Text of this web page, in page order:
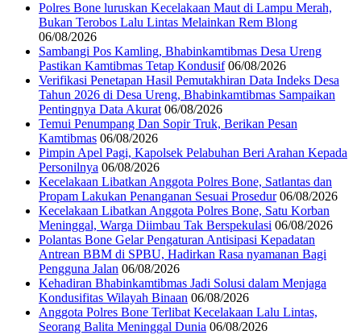
Polres Bone luruskan Kecelakaan Maut di Lampu Merah,
Bukan Terobos Lalu Lintas Melainkan Rem Blong
06/08/2026
Sambangi Pos Kamling, Bhabinkamtibmas Desa Ureng
Pastikan Kamtibmas Tetap Kondusif 06/08/2026
Verifikasi Penetapan Hasil Pemutakhiran Data Indeks Desa
Tahun 2026 di Desa Ureng, Bhabinkamtibmas Sampaikan
Pentingnya Data Akurat 06/08/2026
Temui Penumpang Dan Sopir Truk, Berikan Pesan
Kamtibmas 06/08/2026
Pimpin Apel Pagi, Kapolsek Pelabuhan Beri Arahan Kepada
Personilnya 06/08/2026
Kecelakaan Libatkan Anggota Polres Bone, Satlantas dan
Propam Lakukan Penanganan Sesuai Prosedur 06/08/2026
Kecelakaan Libatkan Anggota Polres Bone, Satu Korban
Meninggal, Warga Diimbau Tak Berspekulasi 06/08/2026
Polantas Bone Gelar Pengaturan Antisipasi Kepadatan
Antrean BBM di SPBU, Hadirkan Rasa nyamanan Bagi
Pengguna Jalan 06/08/2026
Kehadiran Bhabinkamtibmas Jadi Solusi dalam Menjaga
Kondusifitas Wilayah Binaan 06/08/2026
Anggota Polres Bone Terlibat Kecelakaan Lalu Lintas,
Seorang Balita Meninggal Dunia 06/08/2026